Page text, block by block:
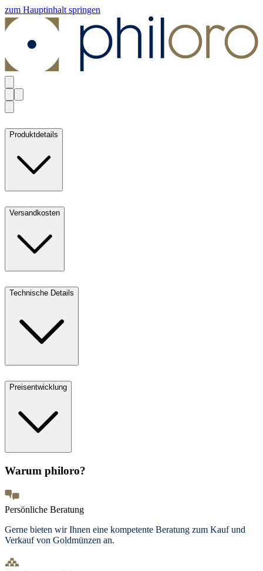
zum Hauptinhalt springen
Produktdetails
Versandkosten
Technische Details
Preisentwicklung
Warum philoro?
Persönliche Beratung
Gerne bieten wir Ihnen eine kompetente Beratung zum Kauf und
Verkauf von Goldmünzen an.